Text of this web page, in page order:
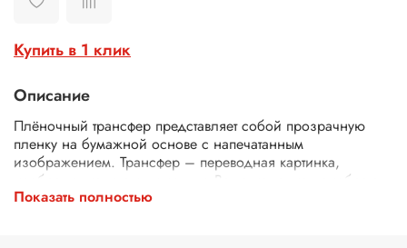
Купить в 1 клик
Описание
Плёночный трансфер представляет собой прозрачную
пленку на бумажной основе с напечатанным
изображением. Трансфер – переводная картинка,
изображение, с его помощью Ваше изделие приобретет
неповторимость и уникальность. Трансферной бумагой
Показать полностью